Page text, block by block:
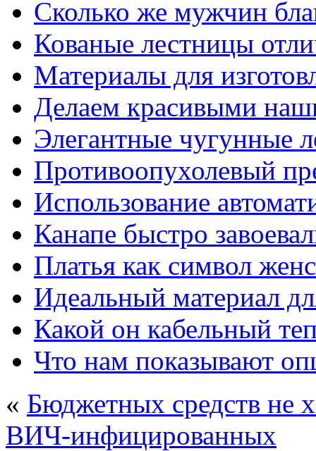
Сколько же мужчин
Кованые лестницы
Материалы для
Делаем красивыми
Элегантные чугунные
Противоопухолевый
Использование
Канапе быстро
Платья как символ
Идеальный материал
Какой он кабельный
Что нам показывают
« Бюджетных средств не
ВИЧ-инфицированных